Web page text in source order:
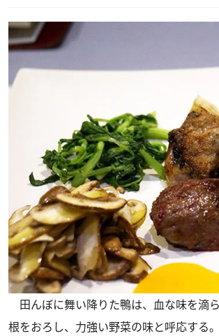
田んぼに舞い降りた鴨は、血な味を滴
根をおろし、力強い野菜の味と呼応する。